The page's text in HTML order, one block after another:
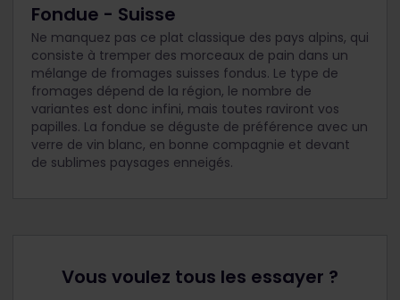
Fondue - Suisse
Ne manquez pas ce plat classique des pays alpins, qui
consiste à tremper des morceaux de pain dans un
mélange de fromages suisses fondus. Le type de
fromages dépend de la région, le nombre de
variantes est donc infini, mais toutes raviront vos
papilles. La fondue se déguste de préférence avec un
verre de vin blanc, en bonne compagnie et devant
de sublimes paysages enneigés.
Vous voulez tous les essayer ?